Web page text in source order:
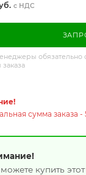
с НДС
обязательно
сумма заказа -
купить